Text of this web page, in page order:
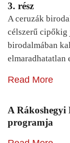
3. rész
A ceruzák
célszerű cipőkig
birodalmában
elmaradhatatlan
Read More
A Rákoshegyi
programja